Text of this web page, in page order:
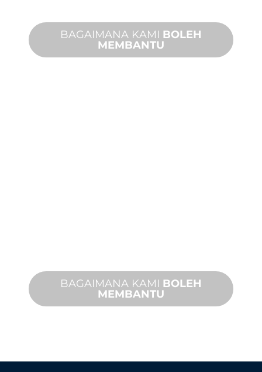
BAGAIMANA KAMI BOLEH
MEMBANTU
BAGAIMANA KAMI BOLEH
MEMBANTU